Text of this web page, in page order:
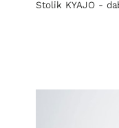
Stolik KYAJO -